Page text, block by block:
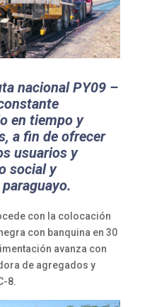
nacional PY09 –
en tiempo y
a fin de ofrecer
usuarios y
social y
con la colocación
con banquina en 30
avanza con
de agregados y
8.